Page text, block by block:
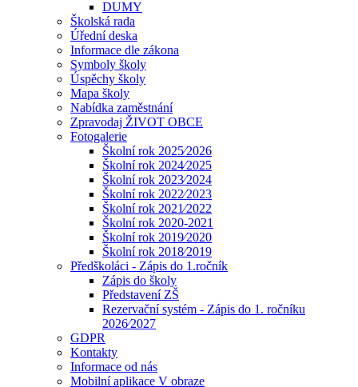
DUMY
Školská rada
Úřední deska
Informace dle zákona
Symboly školy
Úspěchy školy
Mapa školy
Nabídka zaměstnání
Zpravodaj ŽIVOT OBCE
Fotogalerie
Školní rok 2025⁄2026
Školní rok 2024⁄2025
Školní rok 2023⁄2024
Školní rok 2022⁄2023
Školní rok 2021⁄2022
Školní rok 2020-2021
Školní rok 2019⁄2020
Školní rok 2018⁄2019
Předškoláci - Zápis do 1.ročník
Zápis do školy
Představení ZŠ
Rezervační systém - Zápis do 1. ročníku
2026⁄2027
GDPR
Kontakty
Informace od nás
Mobilní aplikace V obraze